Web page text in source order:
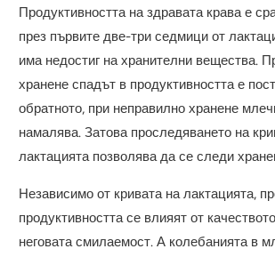
Продуктивността на здравата крава е
през първите две-три седмици от
има недостиг на хранителни вещества.
хранене спадът в продуктивността е
обратното, при неправилно хранене
намалява. Затова проследяването на
лактацията позволява да се следи
Независимо от кривата на лактацията,
продуктивността се влияят от
неговата смилаемост. А колебанията в